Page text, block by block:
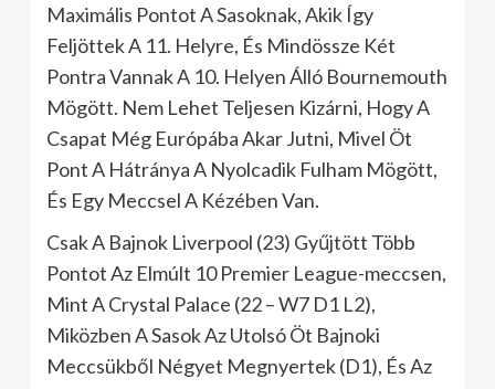
Maximális Pontot A Sasoknak, Akik Így
Feljöttek A 11. Helyre, És Mindössze Két
Pontra Vannak A 10. Helyen Álló Bournemouth
Mögött. Nem Lehet Teljesen Kizárni, Hogy A
Csapat Még Európába Akar Jutni, Mivel Öt
Pont A Hátránya A Nyolcadik Fulham Mögött,
És Egy Meccsel A Kézében Van.
Csak A Bajnok Liverpool (23) Gyűjtött Több
Pontot Az Elmúlt 10 Premier League-meccsen,
Mint A Crystal Palace (22 – W7 D1 L2),
Miközben A Sasok Az Utolsó Öt Bajnoki
Meccsükből Négyet Megnyertek (D1), És Az